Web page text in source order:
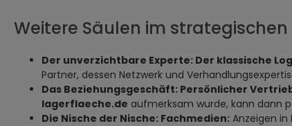
Weitere Säulen im strategischen
Der unverzichtbare Experte: Der klassische
Partner, dessen Netzwerk und
Das Beziehungsgeschäft: Persönlicher
lagerflaeche.de aufmerksam wurde, kann dann
Die Nische der Nische: Fachmedien: Anzeigen